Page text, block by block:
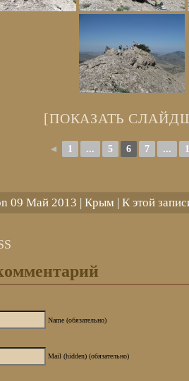
[ПОКАЗАТЬ
◄ 1 ... 5 6 7 ...
09 Май 2013 | Крым| К этой
Name (обязательно)
Mail (hidden) (обязательно)